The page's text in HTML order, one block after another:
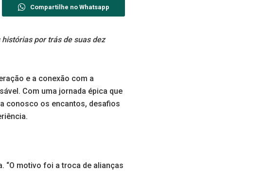
Compartilhe no Whatsapp
por trás de suas dez
e a conexão com a
Com uma jornada épica que
conosco os encantos, desafios
“O motivo foi a troca de alianças